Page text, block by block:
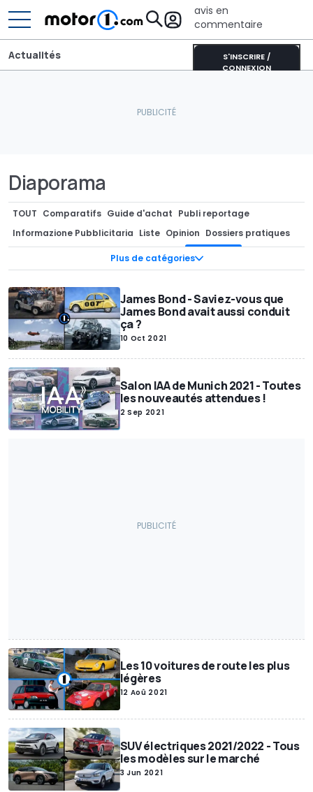
avis en
commentaire
S'INSCRIRE /
CONNEXION
Actualités
Diaporama
Plus de catégories
TOUT Comparatifs Guide d'achat Publi reportage
Informazione Pubblicitaria Liste Opinion Dossiers pratiques
Guide d'achat anciennes
Guide du (futur) propriétaire Dossier pratique
James Bond - Saviez-vous que
James Bond avait aussi conduit
ça ?
10 Oct 2021
Salon IAA de Munich 2021 - Toutes
les nouveautés attendues !
2 Sep 2021
Les 10 voitures de route les plus
légères
12 Aoû 2021
SUV électriques 2021/2022 - Tous
les modèles sur le marché
3 Jun 2021